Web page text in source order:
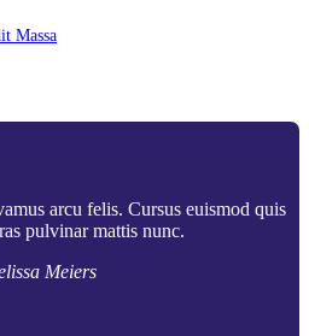
Massa
arcu felis. Cursus euismod quis
pulvinar mattis nunc.
Meiers